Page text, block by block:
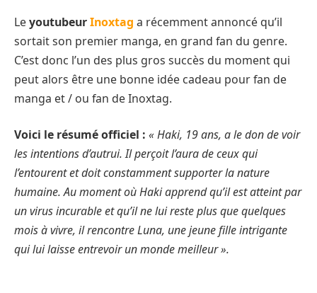
LeyoutubeurInoxtag a récemment annoncé qu’il
sortait son premier manga, en grand fan du genre.
C’est donc l’un des plus gros succès du moment qui
peut alors être une bonne idée cadeau pour fan de
manga et / ou fan de Inoxtag.
Voici le résumé officiel : « Haki, 19 ans, a le don de voir
les intentions d’autrui. Il perçoit l’aura de ceux qui
l’entourent et doit constamment supporter la nature
humaine. Au moment où Haki apprend qu’il est atteint par
un virus incurable et qu’il ne lui reste plus que quelques
mois à vivre, il rencontre Luna, une jeune fille intrigante
qui lui laisse entrevoir un monde meilleur ».